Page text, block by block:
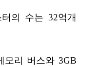
의 수는 32억개
모리 버스와 3GB